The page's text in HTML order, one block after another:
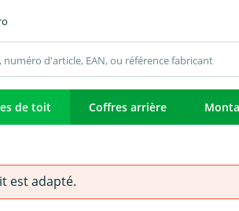
de toit Coffres arrière
est adapté.